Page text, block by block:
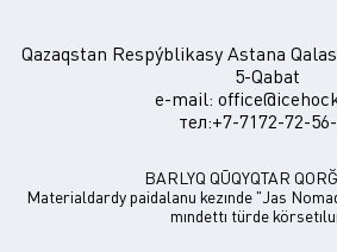
Qazaqstan Respýblikasy Astana
5-Qabat
e-mail:
тел:+7-7172-72-
BARLYQ QŪQYQTAR
Materialdardy paidalanu kezınde "Jas
mındettı türde